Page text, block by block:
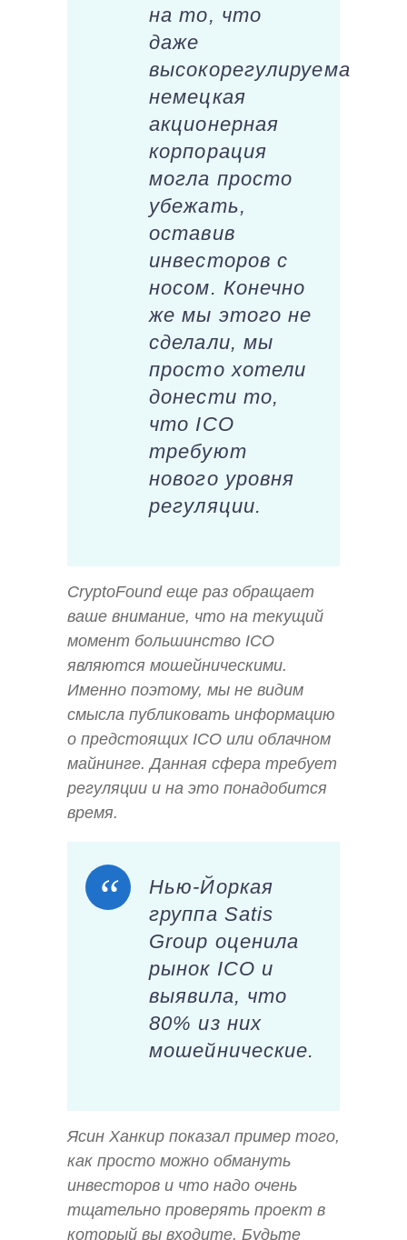
на то, что
даже
высокорегулируема
немецкая
акционерная
корпорация
могла просто
убежать,
оставив
инвесторов с
носом. Конечно
же мы этого не
сделали, мы
просто хотели
донести то,
что ICO
требуют
нового уровня
регуляции.
CryptoFound еще раз обращает
ваше внимание, что на текущий
момент большинство ICO
являются мошейническими.
Именно поэтому, мы не видим
смысла публиковать информацию
о предстоящих ICO или облачном
майнинге. Данная сфера требует
регуляции и на это понадобится
время.
Нью-Йоркая
группа Satis
Group оценила
рынок ICO и
выявила, что
80% из них
мошейнические.
Ясин Ханкир показал пример того,
как просто можно обмануть
инвесторов и что надо очень
тщательно проверять проект в
который вы входите. Будьте